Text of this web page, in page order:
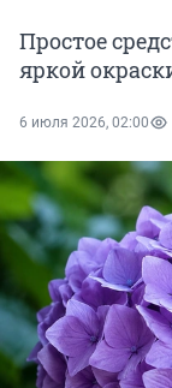
Простое
яркой
6 июля 2026, 02:00